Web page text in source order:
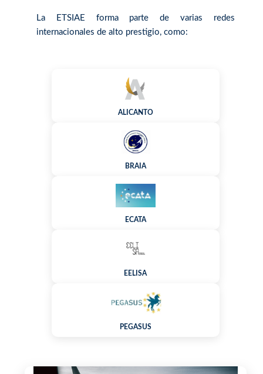
La ETSIAE forma parte de varias redes
internacionales de alto prestigio, como:
ALICANTO
BRAIA
ECATA
EELISA
PEGASUS